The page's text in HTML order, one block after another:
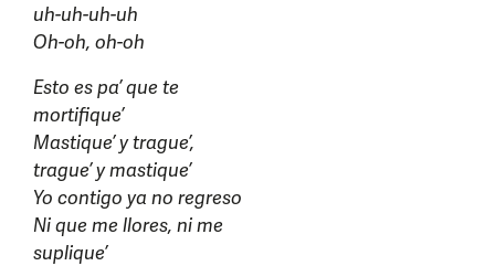
uh-uh-uh-uh
Oh-oh, oh-oh
Esto es pa’ que te
mortifique’
Mastique’ y trague’,
trague’ y mastique’
Yo contigo ya no regreso
Ni que me llores, ni me
suplique’